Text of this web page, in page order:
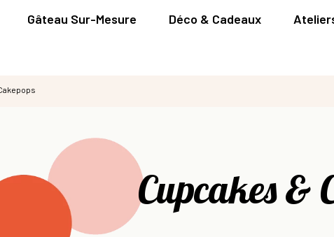
Gâteau Sur-Mesure Déco & Cadeaux
Cupcakes &